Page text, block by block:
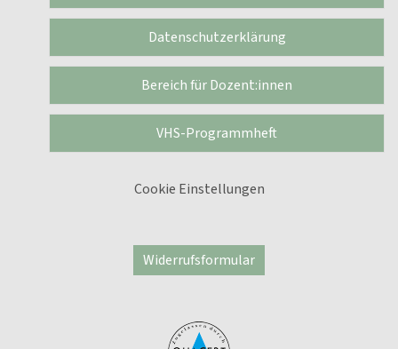
Datenschutzerklärung
Bereich für Dozent:innen
VHS-Programmheft
Cookie Einstellungen
Widerrufsformular